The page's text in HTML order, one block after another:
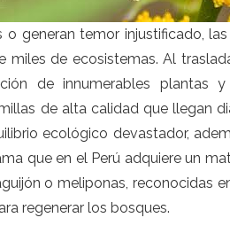
generan temor injustificado,
miles de ecosistemas. Al
de innumerables plantas y
de alta calidad que llegan
ecológico devastador,
que en el Perú adquiere un
o meliponas, reconocidas
regenerar los bosques.